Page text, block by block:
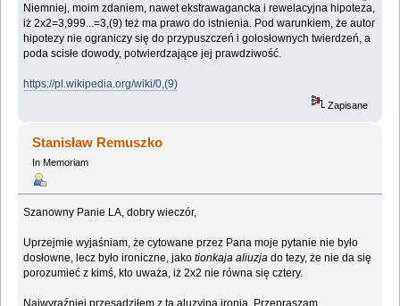
Niemniej, moim zdaniem, nawet ekstrawagancka i rewelacyjna hipoteza,
iż 2x2=3,999...=3,(9) też ma prawo do istnienia. Pod warunkiem, że autor
hipotezy nie ograniczy się do przypuszczeń i gołosłownych twierdzeń, a
poda scisłe dowody, potwierdzające jej prawdziwość.
https://pl.wikipedia.org/wiki/0,(9)
Zapisane
Stanisław Remuszko
In Memoriam
Szanowny Panie LA, dobry wieczór,
Uprzejmie wyjaśniam, że cytowane przez Pana moje pytanie nie było
dosłowne, lecz było ironiczne, jakotionkaja aliuzja do tezy, że nie da się
porozumieć z kimś, kto uważa, iż 2x2 nie równa się cztery.
Najwyraźniej przesadziłem z tą aluzyjną ironią. Przepraszam.